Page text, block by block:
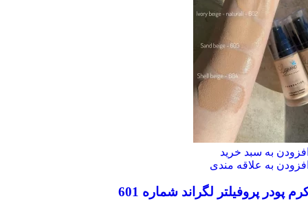
به سبد خرید
به علاقه مندی
پودر پروفیلتر لگراند شماره 601